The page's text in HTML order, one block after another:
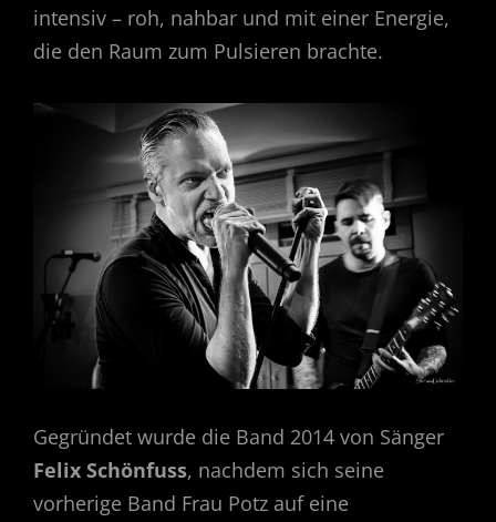
intensiv – roh, nahbar und mit einer Energie,
die den Raum zum Pulsieren brachte.
Gegründet wurde die Band 2014 von Sänger
Felix Schönfuss, nachdem sich seine
vorherige Band Frau Potz auf eine